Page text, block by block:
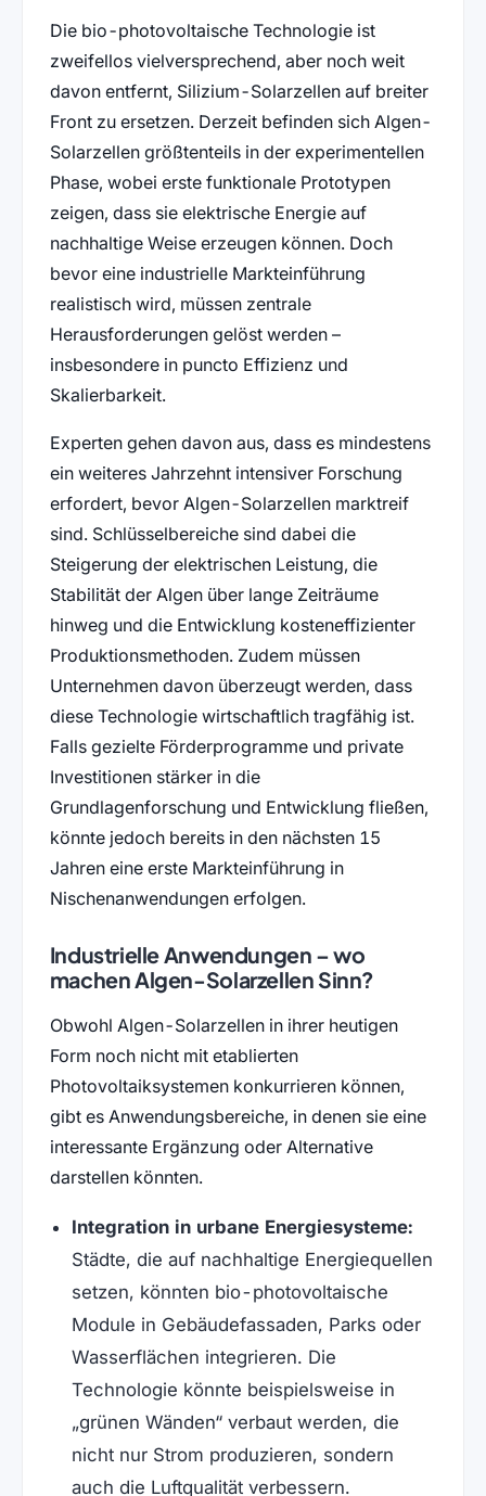
Die bio-photovoltaische Technologie ist
zweifellos vielversprechend, aber noch weit
davon entfernt, Silizium-Solarzellen auf breiter
Front zu ersetzen. Derzeit befinden sich Algen-
Solarzellen größtenteils in der experimentellen
Phase, wobei erste funktionale Prototypen
zeigen, dass sie elektrische Energie auf
nachhaltige Weise erzeugen können. Doch
bevor eine industrielle Markteinführung
realistisch wird, müssen zentrale
Herausforderungen gelöst werden –
insbesondere in puncto Effizienz und
Skalierbarkeit.
Experten gehen davon aus, dass es mindestens
ein weiteres Jahrzehnt intensiver Forschung
erfordert, bevor Algen-Solarzellen marktreif
sind. Schlüsselbereiche sind dabei die
Steigerung der elektrischen Leistung, die
Stabilität der Algen über lange Zeiträume
hinweg und die Entwicklung kosteneffizienter
Produktionsmethoden. Zudem müssen
Unternehmen davon überzeugt werden, dass
diese Technologie wirtschaftlich tragfähig ist.
Falls gezielte Förderprogramme und private
Investitionen stärker in die
Grundlagenforschung und Entwicklung fließen,
könnte jedoch bereits in den nächsten 15
Jahren eine erste Markteinführung in
Nischenanwendungen erfolgen.
Industrielle Anwendungen – wo
machen Algen-Solarzellen Sinn?
Obwohl Algen-Solarzellen in ihrer heutigen
Form noch nicht mit etablierten
Photovoltaiksystemen konkurrieren können,
gibt es Anwendungsbereiche, in denen sie eine
interessante Ergänzung oder Alternative
darstellen könnten.
Integration in urbane Energiesysteme:
Städte, die auf nachhaltige Energiequellen
setzen, könnten bio-photovoltaische
Module in Gebäudefassaden, Parks oder
Wasserflächen integrieren. Die
Technologie könnte beispielsweise in
„grünen Wänden“ verbaut werden, die
nicht nur Strom produzieren, sondern
auch die Luftqualität verbessern.